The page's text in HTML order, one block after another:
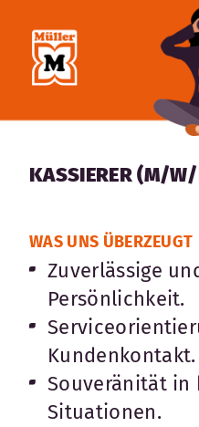
KASSIERER (M/
WAS UNS ÜBERZEUGT
Zuverlässige
Persönlichkeit.
Kundenkontakt.
Souveränität in
Situationen.